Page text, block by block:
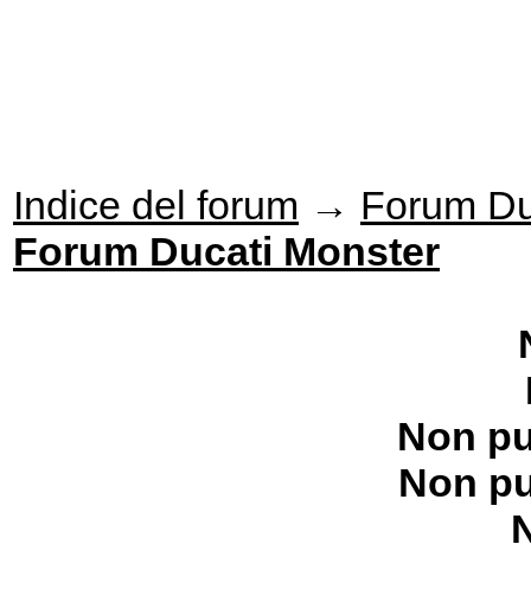
Indice del forum → Forum
Forum Ducati Monster
Non
Non